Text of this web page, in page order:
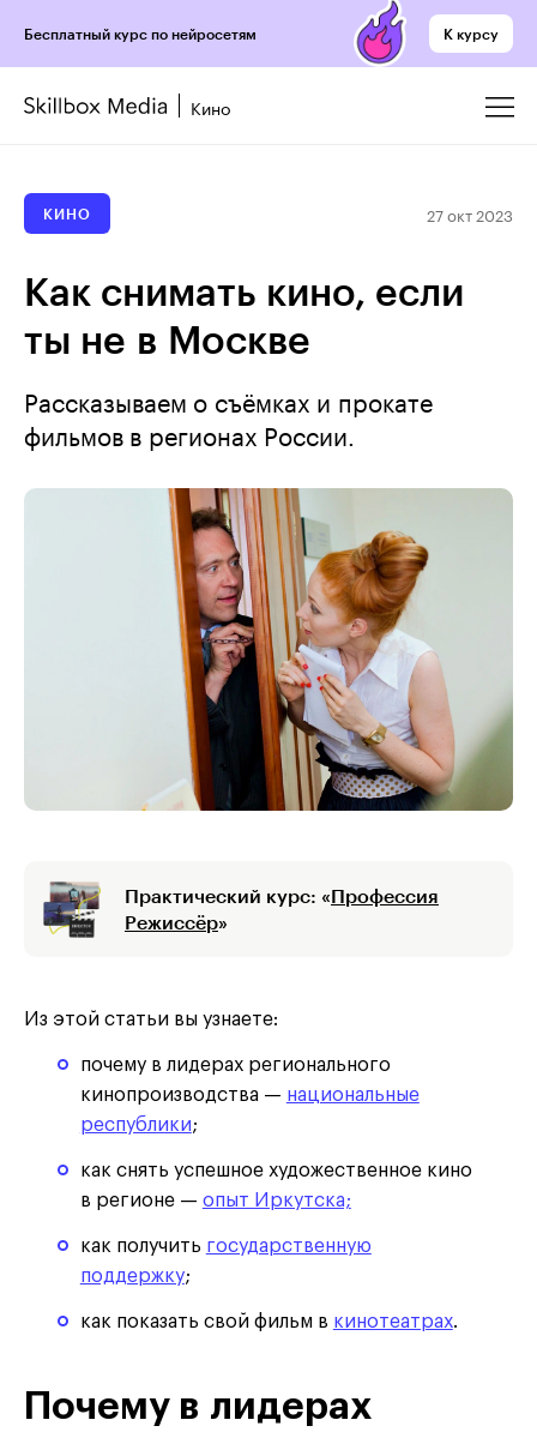
Бесплатный курс по нейросетям К курсу
Кино
КИНО 27 окт 2023
Как снимать кино, если
ты не в Москве
Рассказываем о съёмках и прокате
фильмов в регионах России.
Практический курс: «Профессия
Режиссёр»
Из этой статьи вы узнаете:
почему в лидерах регионального
кинопроизводства — национальные
республики;
как снять успешное художественное кино
в регионе — опыт Иркутска;
как получить государственную
поддержку;
как показать свой фильм в кинотеатрах.
Почему в лидерах